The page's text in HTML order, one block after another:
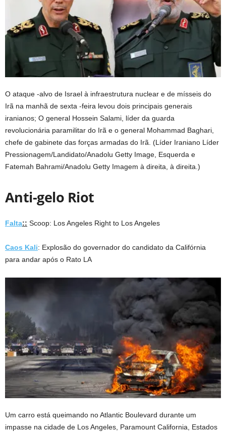
O ataque -alvo de Israel à infraestrutura nuclear e de mísseis do
Irã na manhã de sexta -feira levou dois principais generais
iranianos; O general Hossein Salami, líder da guarda
revolucionária paramilitar do Irã e o general Mohammad Baghari,
chefe de gabinete das forças armadas do Irã. (Líder Iraniano Líder
Pressionagem/Landidato/Anadolu Getty Image, Esquerda e
Fatemah Bahrami/Anadolu Getty Imagem à direita, à direita.)
Anti-gelo Riot
Falta:: Scoop: Los Angeles Right to Los Angeles
Caos Kali: Explosão do governador do candidato da Califórnia
para andar após o Rato LA
Um carro está queimando no Atlantic Boulevard durante um
impasse na cidade de Los Angeles, Paramount California, Estados